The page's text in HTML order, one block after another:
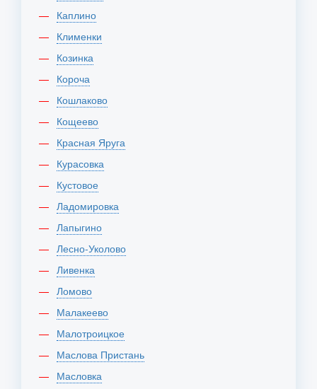
Каплино
Клименки
Козинка
Короча
Кошлаково
Кощеево
Красная Яруга
Курасовка
Кустовое
Ладомировка
Лапыгино
Лесно-Уколово
Ливенка
Ломово
Малакеево
Малотроицкое
Маслова Пристань
Масловка